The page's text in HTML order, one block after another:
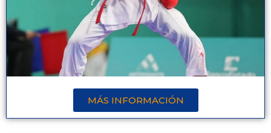
MÁS INFORMACIÓN